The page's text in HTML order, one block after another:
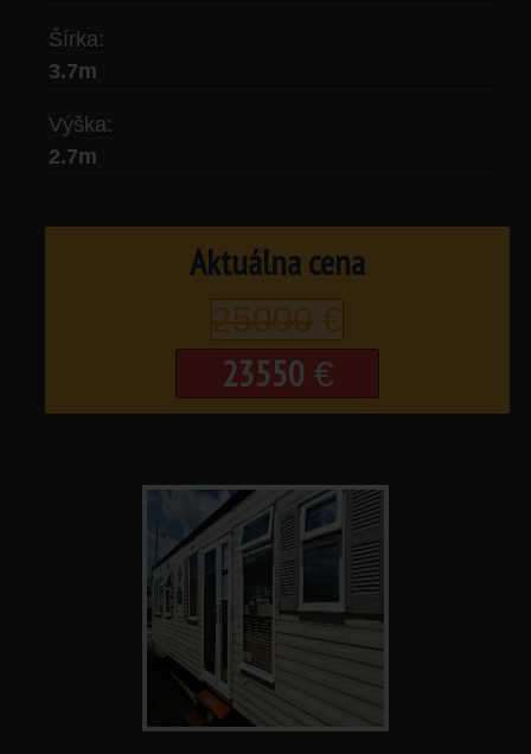
Šírka:
3.7m
Výška:
2.7m
Aktuálna cena
23550 €